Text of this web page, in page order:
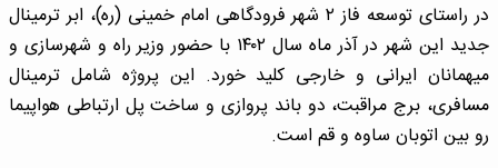
در راستای توسعه فاز ۲ شهر فرودگاهی امام خمینی (ره)، ابر ترمینال
جدید این شهر در آذر ماه سال ۱۴۰۲ با حضور وزیر راه و شهرسازی و
میهمانان ایرانی و خارجی کلید خورد. این پروژه شامل ترمینال
مسافری، برج مراقبت، دو باند پروازی و ساخت پل ارتباطی هواپیما
رو بین اتوبان ساوه و قم است.